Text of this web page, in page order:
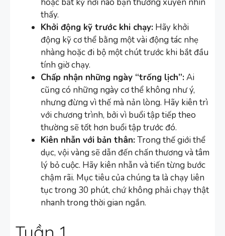
thấy.
Khởi động kỹ trước khi chạy: Hãy khởi
động kỹ cơ thể bằng một vài động tác nhẹ
nhàng hoặc đi bộ một chút trước khi bắt đầu
tính giờ chạy.
Chấp nhận những ngày “trống lịch”:Ai
cũng có những ngày cơ thể không như ý,
nhưng đừng vì thế mà nản lòng. Hãy kiên trì
với chương trình, bởi vì buổi tập tiếp theo
thường sẽ tốt hơn buổi tập trước đó.
Kiên nhẫn với bản thân:Trong thế giới thể
dục, vội vàng sẽ dẫn đến chấn thương và tâm
lý bỏ cuộc. Hãy kiên nhẫn và tiến từng bước
chậm rãi. Mục tiêu của chúng ta là chạy liên
tục trong 30 phút, chứ không phải chạy thật
nhanh trong thời gian ngắn.